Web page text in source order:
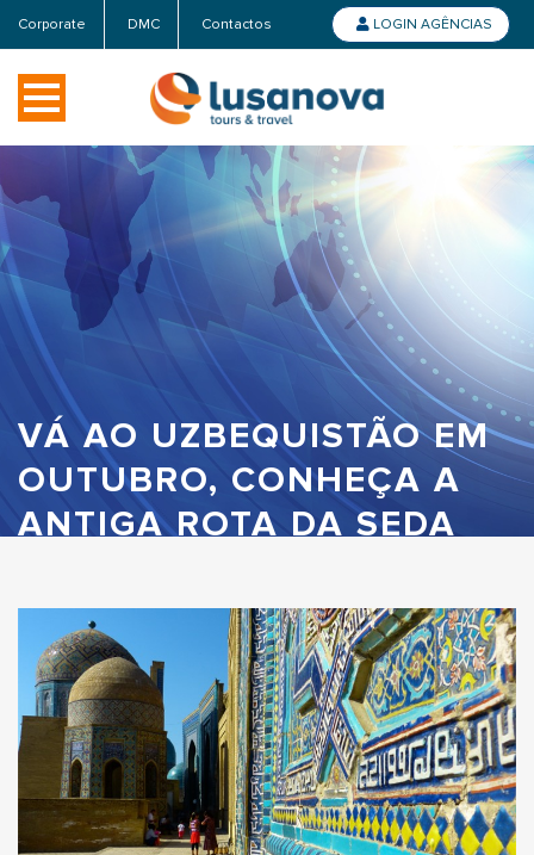
Corporate DMC Contactos LOGIN AGÊNCIAS
VÁ AO UZBEQUISTÃO EM
OUTUBRO, CONHEÇA A
ANTIGA ROTA DA SEDA